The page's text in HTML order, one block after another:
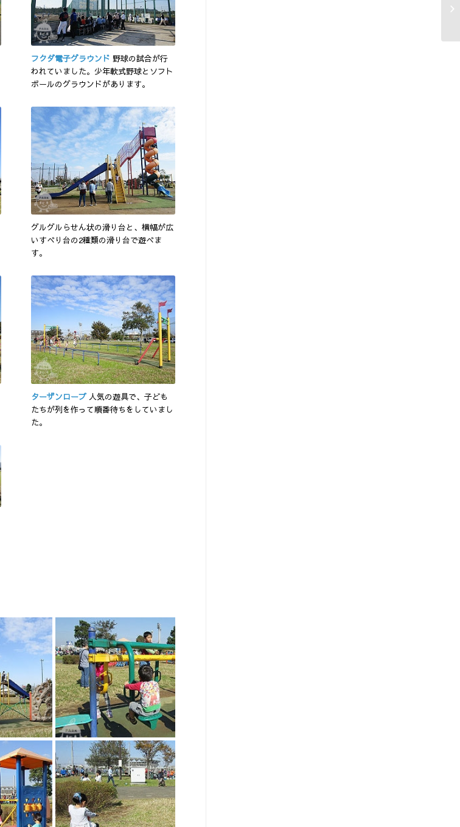
フクダ電子グラウンド 野球の試合が行
われていました。少年軟式野球とソフト
ボールのグラウンドがあります。
グルグルらせん状の滑り台と、横幅が広
いすべり台の2種類の滑り台で遊べま
す。
ターザンロープ人気の遊具で、子ども
たちが列を作って順番待ちをしていまし
た。